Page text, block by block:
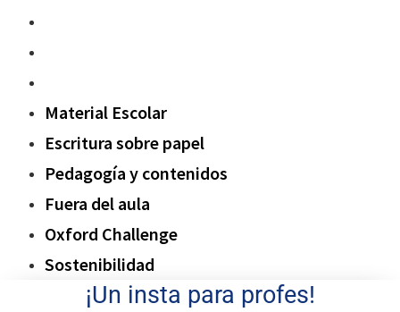
Material Escolar
Escritura sobre papel
Pedagogía y contenidos
Fuera del aula
Oxford Challenge
Sostenibilidad
¡Un insta para profes!